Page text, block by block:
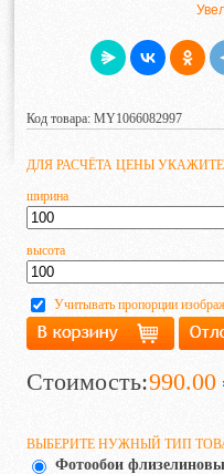
Код товара: MY1066082997
ДЛЯ РАСЧЁТА ЦЕНЫ
ширина
высота
Учитывать пропорции
Стоимость:990.00
ВЫБЕРИТЕ НУЖНЫЙ ТИП
Фотообои